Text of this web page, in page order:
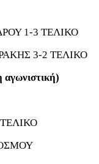
1-3 ΤΕΛΙΚΟ
3-2 ΤΕΛΙΚΟ